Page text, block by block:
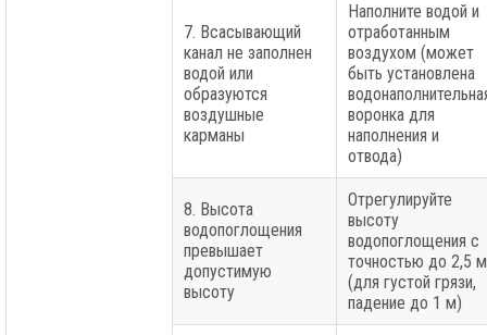
7. Всасывающий
канал не заполнен
водой или
образуются
воздушные
карманы
Наполните водой и
отработанным
воздухом (может
быть установлена
воронка для
наполнения и
отвода)
8. Высота
водопоглощения
превышает
допустимую
высоту
Отрегулируйте
высоту
водопоглощения с
точностью до 2,5 м
(для густой грязи,
падение до 1 м)